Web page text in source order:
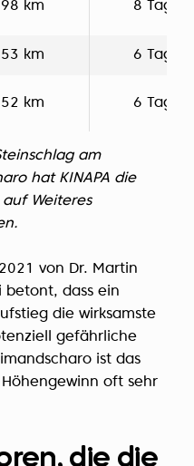
98 km 8 Tage
53 km 6 Tage
52 km 6 Tage
am
hat KINAPA die
auf Weiteres
von Dr. Martin
betont, dass ein
die wirksamste
gefährliche
ist das
oft sehr
die die